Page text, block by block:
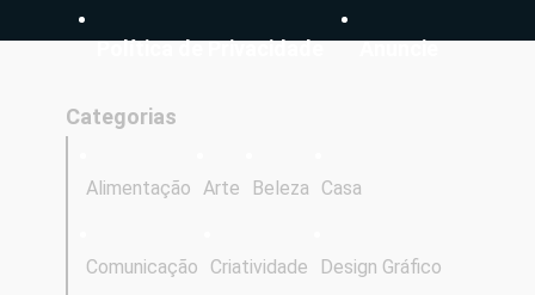
Política de Privacidade Anuncie
Categorias
Alimentação Arte Beleza Casa
Comunicação Criatividade Design Gráfico